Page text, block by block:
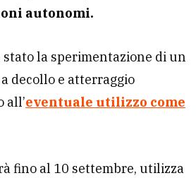
autonomi.
stato la sperimentazione di un
decollo e atterraggio
all’eventuale utilizzo come
fino al 10 settembre, utilizza